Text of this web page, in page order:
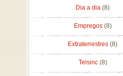
Dia a dia (8)
Empregos (8)
Extraterrestres (8)
Telsinc (8)